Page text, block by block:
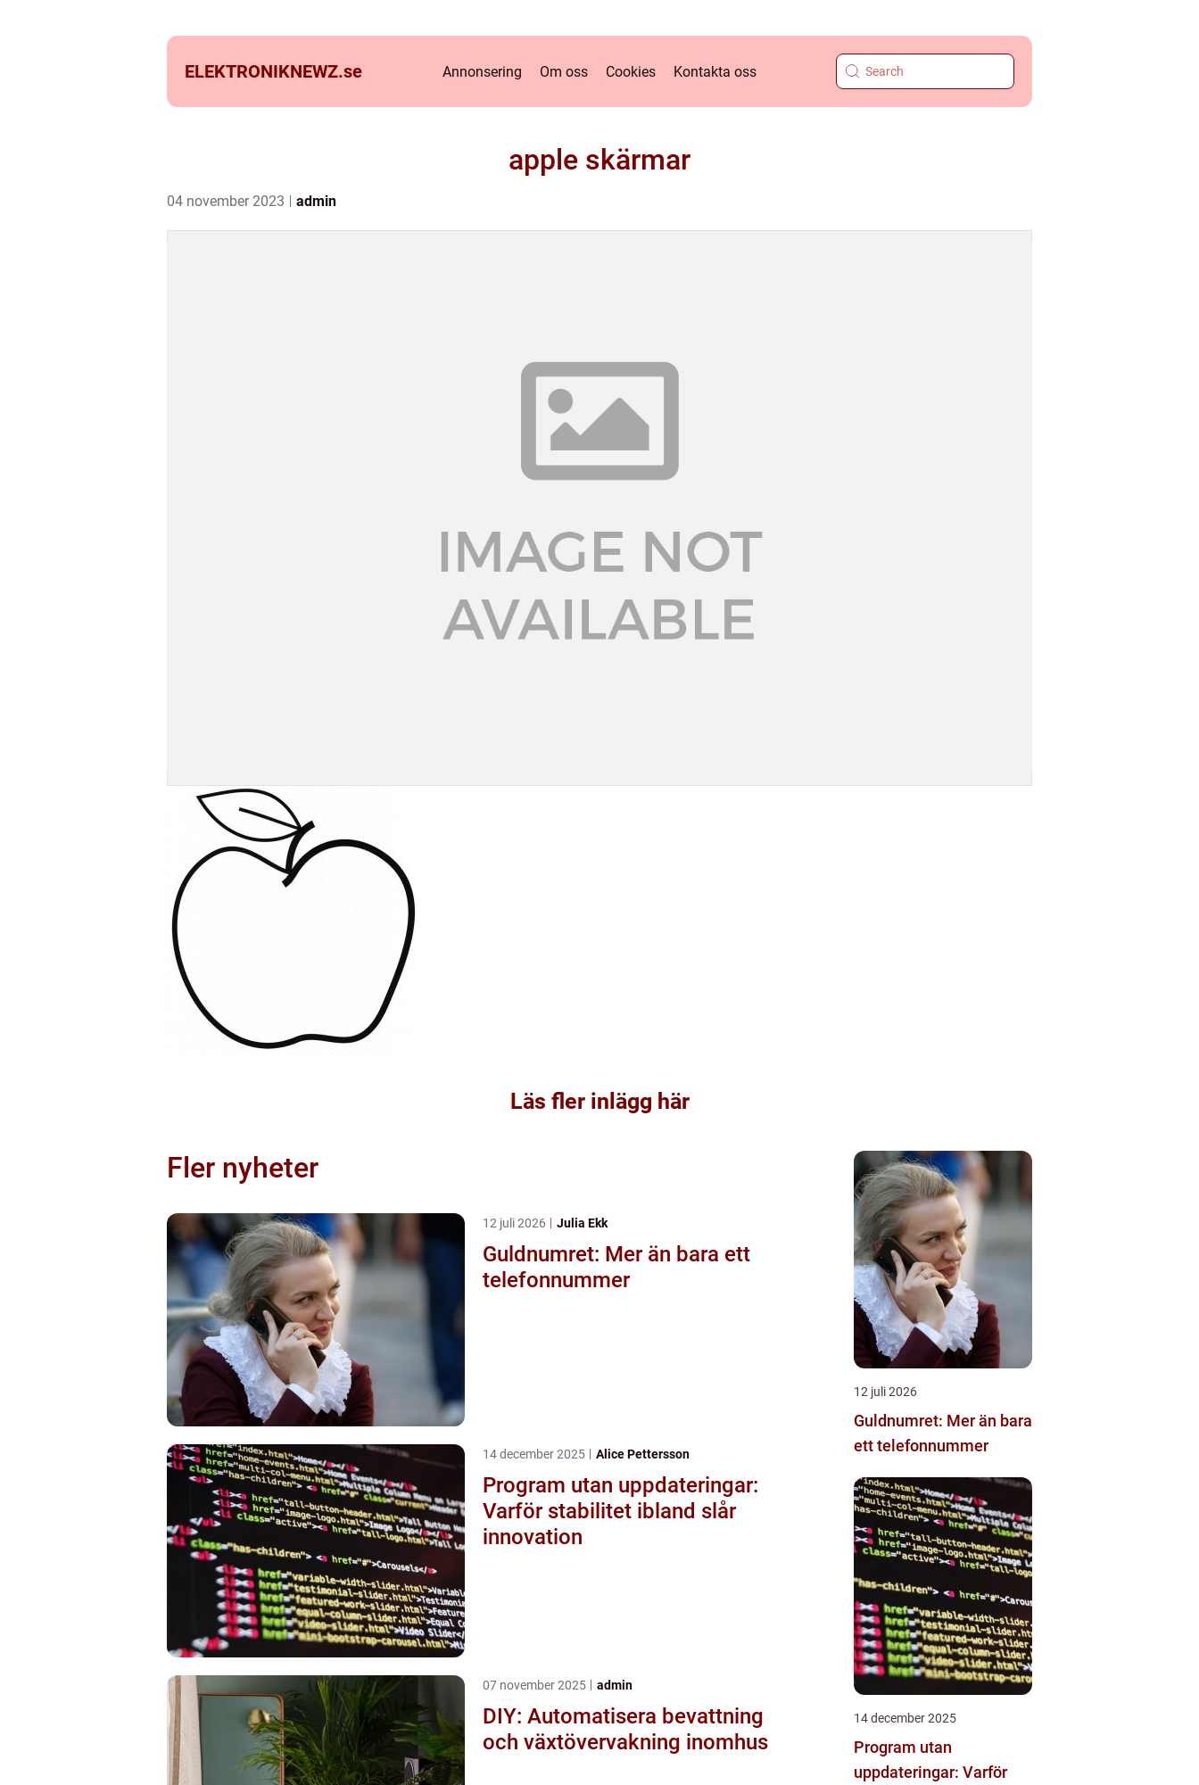
ELEKTRONIKNEWZ.se Annonsering Om oss Cookies Kontakta oss
apple skärmar
04 november 2023 admin
Läs fler inlägg här
Fler nyheter
12 juli 2026 Julia Ekk
Guldnumret: Mer än bara ett
telefonnummer
14 december 2025 Alice Pettersson
Program utan uppdateringar:
Varför stabilitet ibland slår
innovation
07 november 2025 admin
DIY: Automatisera bevattning
och växtövervakning inomhus
12 juli 2026
Guldnumret: Mer än bara
ett telefonnummer
14 december 2025
Program utan
uppdateringar: Varför